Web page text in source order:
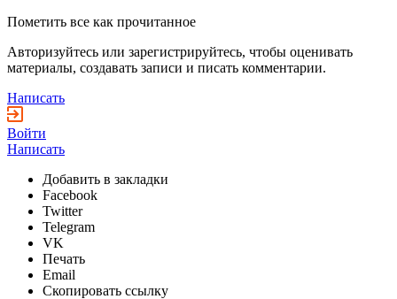
Пометить все как прочитанное
Авторизуйтесь или зарегистрируйтесь, чтобы оценивать
материалы, создавать записи и писать комментарии.
Написать
Войти
Написать
Добавить в закладки
Facebook
Twitter
Telegram
VK
Печать
Email
Скопировать ссылку